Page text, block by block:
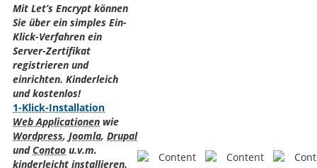
Mit Let’s Encrypt können
Sie über ein simples Ein-
Klick-Verfahren ein
Server-Zertifikat
registrieren und
einrichten. Kinderleich
und kostenlos!
1-Klick-Installation
Web Applicationen wie
Wordpress, Joomla, Drupal
und Contao u.v.m.
kinderleicht installieren.